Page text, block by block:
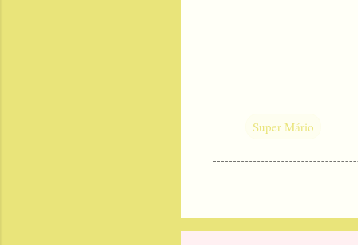
Super Mário